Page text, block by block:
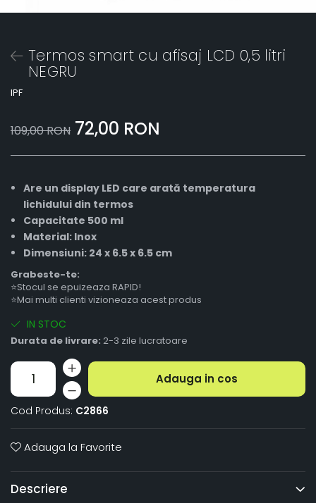
Termos smart cu afisaj LCD 0,5 litri
NEGRU
IPF
109,00 RON 72,00 RON
Are un display LED care arată temperatura
lichidului din termos
Capacitate 500 ml
Material: Inox
Dimensiuni: 24 x 6.5 x 6.5 cm
Grabeste-te:
⭐Stocul se epuizeaza RAPID!
⭐Mai multi clienti vizioneaza acest produs
IN STOC
Durata de livrare: 2-3 zile lucratoare
Adauga in cos
Cod Produs: C2866
Adauga la Favorite
Descriere